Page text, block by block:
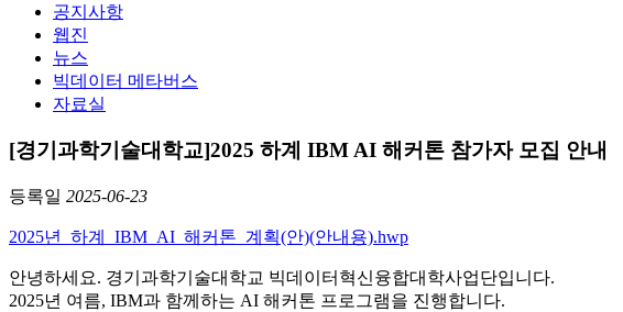
공지사항
웹진
뉴스
빅데이터 메타버스
자료실
[경기과학기술대학교]2025 하계 IBM AI 해커톤 참가자 모집 안내
등록일 2025-06-23
2025년_하계_IBM_AI_해커톤_계획(안)(안내용).hwp
안녕하세요. 경기과학기술대학교 빅데이터혁신융합대학사업단입니다.
2025년 여름, IBM과 함께하는 AI 해커톤 프로그램을 진행합니다.